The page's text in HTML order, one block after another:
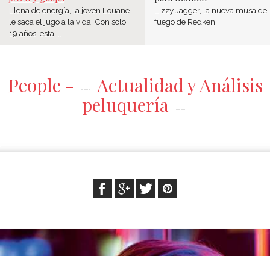
Llena de energía, la joven Louane
le saca el jugo a la vida. Con solo
19 años, esta ...
Lizzy Jagger, la nueva musa de
fuego de Redken
People -
Actualidad y Análisis
peluquería